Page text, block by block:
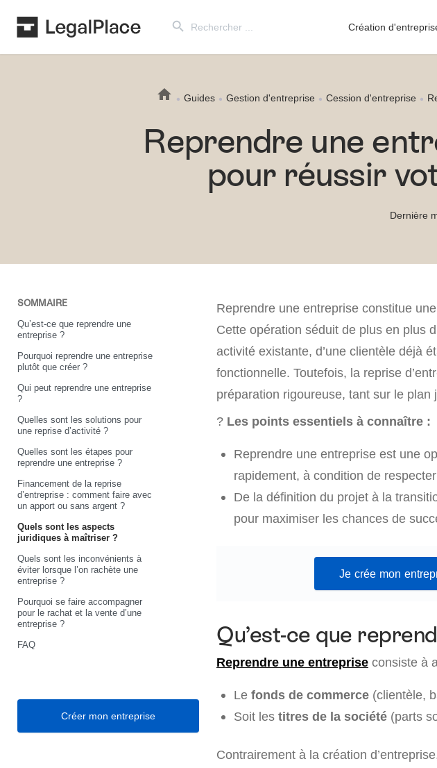
for:
Création
Guides Gestion d'entreprise Cession d'entreprise
Reprendre une
pour réussir
Dernière
SOMMAIRE
Qu’est-ce que reprendre une
entreprise ?
Pourquoi reprendre une entreprise
plutôt que créer ?
Qui peut reprendre une entreprise
?
Quelles sont les solutions pour
une reprise d’activité ?
Quelles sont les étapes pour
reprendre une entreprise ?
Financement de la reprise
d’entreprise : comment faire avec
un apport ou sans argent ?
Quels sont les aspects
juridiques à maîtriser ?
Quels sont les inconvénients à
éviter lorsque l’on rachète une
entreprise ?
Pourquoi se faire accompagner
pour le rachat et la vente d’une
entreprise ?
FAQ
Créer mon entreprise
Reprendre une entreprise constitue
Cette opération séduit de plus en plus
activité existante, d’une clientèle déjà
fonctionnelle. Toutefois, la reprise
préparation rigoureuse, tant sur le
? Les points essentiels à connaître :
Reprendre une entreprise est une
rapidement, à condition de
De la définition du projet à la
pour maximiser les chances de
Je crée mon
Qu’est-ce que
Reprendre une entreprise consiste à
Le fonds de commerce (clientèle,
Soit les titres de la société (parts
Contrairement à la création